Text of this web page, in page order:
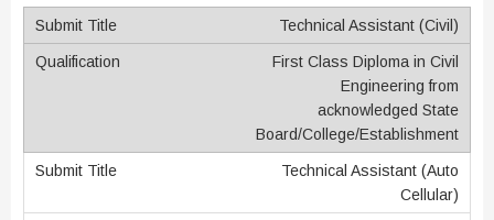
Technical Assistant (Civil)
First Class Diploma in Civil
Engineering from
acknowledged State
Board/College/Establishment
Technical Assistant (Auto
Cellular)